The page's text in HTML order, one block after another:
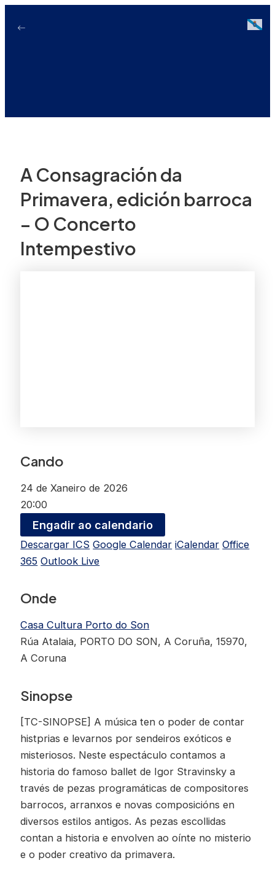
A Consagración da
Primavera, edición barroca
– O Concerto
Intempestivo
Cando
24 de Xaneiro de 2026
20:00
Engadir ao calendario
Descargar ICS Google Calendar iCalendar Office
365 Outlook Live
Onde
Casa Cultura Porto do Son
Rúa Atalaia, PORTO DO SON, A Coruña, 15970,
A Coruna
Sinopse
[TC-SINOPSE] A música ten o poder de contar
histprias e levarnos por sendeiros exóticos e
misteriosos. Neste espectáculo contamos a
historia do famoso ballet de Igor Stravinsky a
través de pezas programáticas de compositores
barrocos, arranxos e novas composicións en
diversos estilos antigos. As pezas escollidas
contan a historia e envolven ao oínte no misterio
e o poder creativo da primavera.